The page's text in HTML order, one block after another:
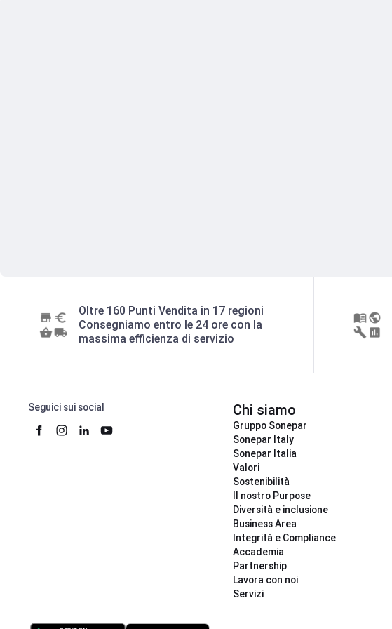
Oltre 160 Punti Vendita in 17 regioni
Consegniamo entro le 24 ore con la
massima efficienza di servizio
Seguici sui social Chi siamo
Gruppo Sonepar
Sonepar Italy
Sonepar Italia
Valori
Sostenibilità
Il nostro Purpose
Diversità e inclusione
Business Area
Integrità e Compliance
Accademia
Partnership
Lavora con noi
Servizi